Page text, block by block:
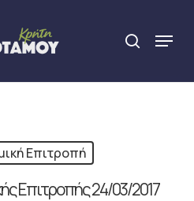
search
Menu
Επιτροπή
Επιτροπής 24/03/2017
Close